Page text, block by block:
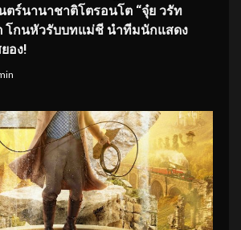
ตร์นานาชาติโตรอนโต “จุ๋ย วรัท
โกนหัวรับบทแม่ชี นำทีมนักแสดง
อง!